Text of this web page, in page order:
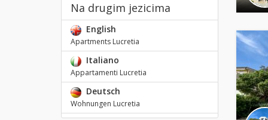
Na drugim jezicima
English
Apartments Lucretia
Italiano
Appartamenti Lucretia
Deutsch
Wohnungen Lucretia